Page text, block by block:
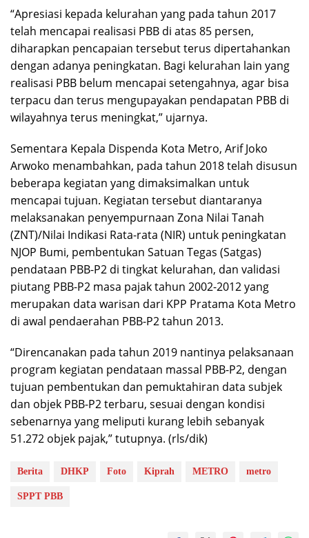
“Apresiasi kepada kelurahan yang pada tahun 2017
telah mencapai realisasi PBB di atas 85 persen,
diharapkan pencapaian tersebut terus dipertahankan
dengan adanya peningkatan. Bagi kelurahan lain yang
realisasi PBB belum mencapai setengahnya, agar bisa
terpacu dan terus mengupayakan pendapatan PBB di
wilayahnya terus meningkat,” ujarnya.
Sementara Kepala Dispenda Kota Metro, Arif Joko
Arwoko menambahkan, pada tahun 2018 telah disusun
beberapa kegiatan yang dimaksimalkan untuk
mencapai tujuan. Kegiatan tersebut diantaranya
melaksanakan penyempurnaan Zona Nilai Tanah
(ZNT)/Nilai Indikasi Rata-rata (NIR) untuk peningkatan
NJOP Bumi, pembentukan Satuan Tegas (Satgas)
pendataan PBB-P2 di tingkat kelurahan, dan validasi
piutang PBB-P2 masa pajak tahun 2002-2012 yang
merupakan data warisan dari KPP Pratama Kota Metro
di awal pendaerahan PBB-P2 tahun 2013.
“Direncanakan pada tahun 2019 nantinya pelaksanaan
program kegiatan pendataan massal PBB-P2, dengan
tujuan pembentukan dan pemuktahiran data subjek
dan objek PBB-P2 terbaru, sesuai dengan kondisi
sebenarnya yang meliputi kurang lebih sebanyak
51.272 objek pajak,” tutupnya. (rls/dik)
Berita DHKP Foto Kiprah METRO metro
SPPT PBB